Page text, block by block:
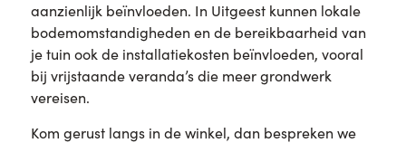
aanzienlijk beïnvloeden. In Uitgeest kunnen lokale
bodemomstandigheden en de bereikbaarheid van
je tuin ook de installatiekosten beïnvloeden, vooral
bij vrijstaande veranda’s die meer grondwerk
vereisen.
Kom gerust langs in de winkel, dan bespreken we